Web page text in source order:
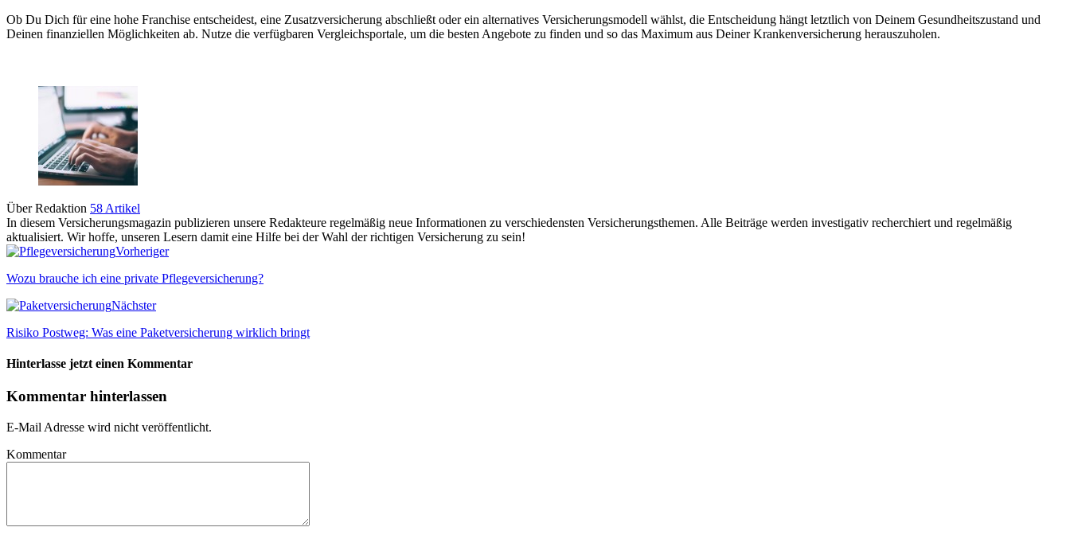
Ob Du Dich für eine hohe Franchise entscheidest, eine Zusatzversicherung abschließt oder ein alternatives Versicherungsmodell wählst, die Entscheidung hängt letztlich von Deinem Gesundheitszustand und
Deinen finanziellen Möglichkeiten ab. Nutze die verfügbaren Vergleichsportale, um die besten Angebote zu finden und so das Maximum aus Deiner Krankenversicherung herauszuholen.
Über Redaktion 58 Artikel
In diesem Versicherungsmagazin publizieren unsere Redakteure regelmäßig neue Informationen zu verschiedensten Versicherungsthemen. Alle Beiträge werden investigativ recherchiert und regelmäßig
aktualisiert. Wir hoffe, unseren Lesern damit eine Hilfe bei der Wahl der richtigen Versicherung zu sein!
Vorheriger
Wozu brauche ich eine private Pflegeversicherung?
Nächster
Risiko Postweg: Was eine Paketversicherung wirklich bringt
Hinterlasse jetzt einen Kommentar
Kommentar hinterlassen
E-Mail Adresse wird nicht veröffentlicht.
Kommentar